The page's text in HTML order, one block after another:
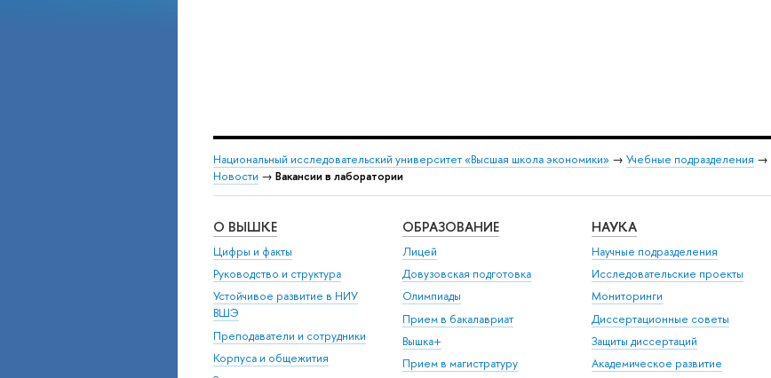
Национальный исследовательский университет «Высшая школа экономики» → Учебные подразделения →
Новости → Вакансии в лаборатории
О ВЫШКЕ
Цифры и факты
Руководство и структура
Устойчивое развитие в НИУ
ВШЭ
Преподаватели и сотрудники
Корпуса и общежития
ОБРАЗОВАНИЕ
Лицей
Довузовская подготовка
Олимпиады
Прием в бакалавриат
Вышка+
Прием в магистратуру
НАУКА
Научные подразделения
Исследовательские проекты
Мониторинги
Диссертационные советы
Защиты диссертаций
Академическое развитие